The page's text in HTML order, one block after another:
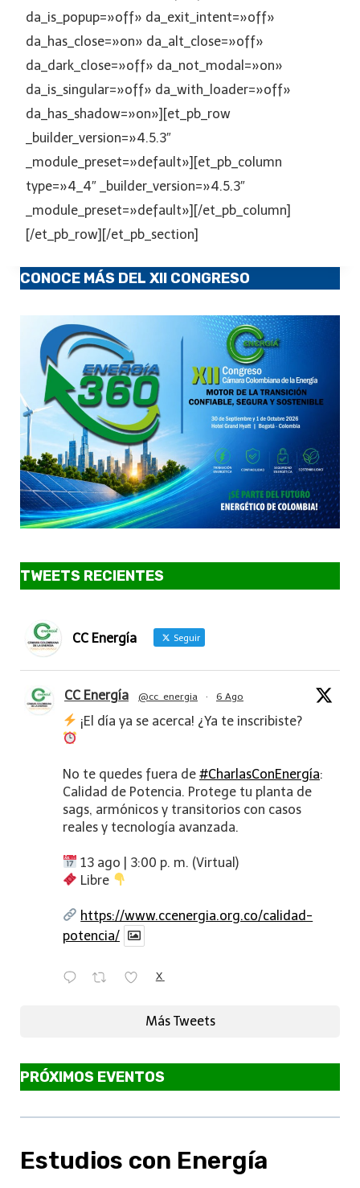
da_is_popup=»off» da_exit_intent=»off»
da_has_close=»on» da_alt_close=»off»
da_dark_close=»off» da_not_modal=»on»
da_is_singular=»off» da_with_loader=»off»
da_has_shadow=»on»][et_pb_row
_builder_version=»4.5.3″
_module_preset=»default»][et_pb_column
type=»4_4″ _builder_version=»4.5.3″
_module_preset=»default»][/et_pb_column]
[/et_pb_row][/et_pb_section]
CONOCE MÁS DEL XII CONGRESO
TWEETS RECIENTES
CC Energía Seguir
CC Energía @cc_energia · 6 Ago
¡El día ya se acerca! ¿Ya te inscribiste?
No te quedes fuera de #CharlasConEnergía:
Calidad de Potencia. Protege tu planta de
sags, armónicos y transitorios con casos
reales y tecnología avanzada.
13 ago | 3:00 p. m. (Virtual)
Libre
https://www.ccenergia.org.co/calidad-
potencia/
X
Más Tweets
PRÓXIMOS EVENTOS
Estudios con Energía